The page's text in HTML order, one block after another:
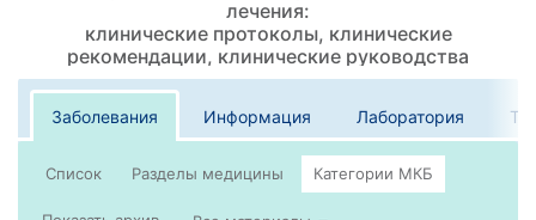
лечения:
клинические протоколы, клинические
рекомендации, клинические руководства
Заболевания Информация Лаборатория
Список